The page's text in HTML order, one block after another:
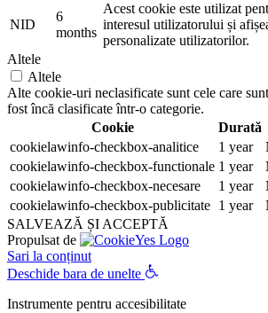
NID
6
months
Acest cookie este utilizat
interesul utilizatorului și
personalizate utilizatorilor.
Altele
Altele
Alte cookie-uri neclasificate sunt cele care
fost încă clasificate într-o categorie.
Cookie
Durată
cookielawinfo-checkbox-analitice
1 year
cookielawinfo-checkbox-functionale 1 year
cookielawinfo-checkbox-necesare
1 year
cookielawinfo-checkbox-publicitate 1 year
SALVEAZĂ ȘI ACCEPTĂ
Propulsat de
Sari la conținut
Deschide bara de unelte
Instrumente pentru accesibilitate